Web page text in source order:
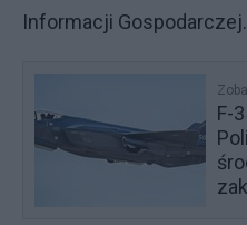
Informacji Gospodarczej.
F-